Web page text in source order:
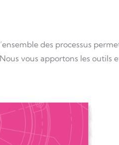
des processus
vous apportons les outils